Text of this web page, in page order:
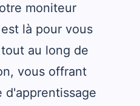
moniteur
là pour vous
au long de
vous offrant
d'apprentissage